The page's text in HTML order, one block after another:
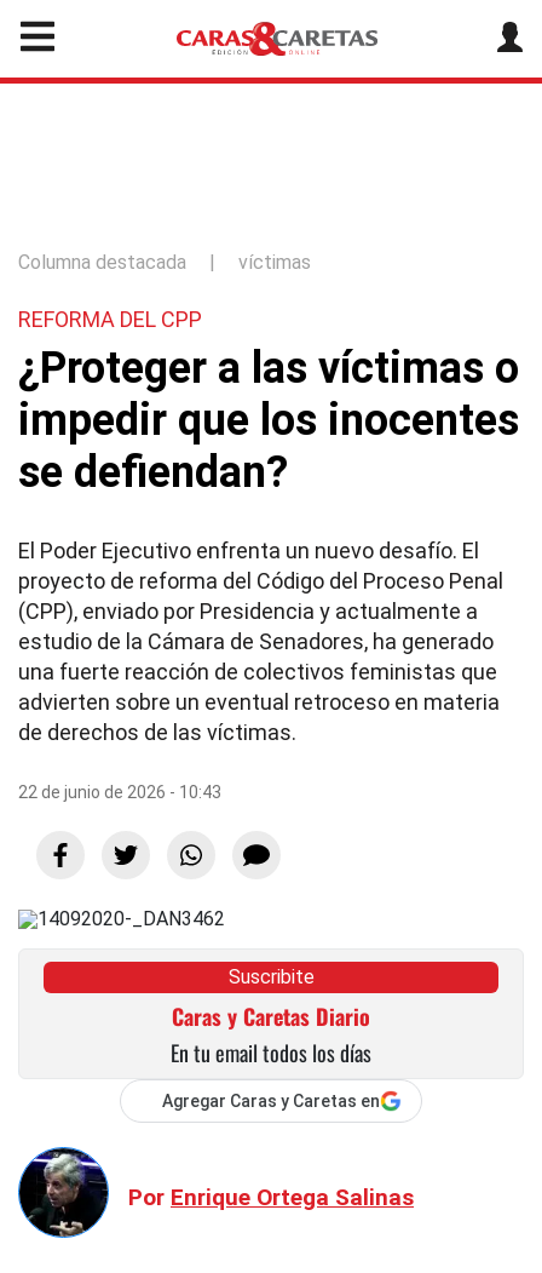
Columna destacada | víctimas
REFORMA DEL CPP
¿Proteger a las víctimas o
impedir que los inocentes
se defiendan?
El Poder Ejecutivo enfrenta un nuevo desafío. El
proyecto de reforma del Código del Proceso Penal
(CPP), enviado por Presidencia y actualmente a
estudio de la Cámara de Senadores, ha generado
una fuerte reacción de colectivos feministas que
advierten sobre un eventual retroceso en materia
de derechos de las víctimas.
22 de junio de 2026 - 10:43
Suscribite
Caras y Caretas Diario
En tu email todos los días
Agregar Caras y Caretas en
Por Enrique Ortega Salinas